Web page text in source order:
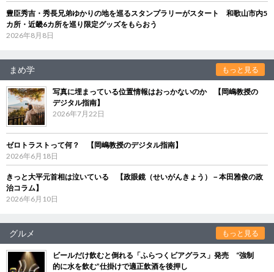
豊臣秀吉・秀長兄弟ゆかりの地を巡るスタンプラリーがスタート 和歌山市内5
カ所・近畿6カ所を巡り限定グッズをもらおう
2026年8月8日
まめ学 もっと見る
写真に埋まっている位置情報はおっかないのか 【岡嶋教授の
デジタル指南】
2026年7月22日
ゼロトラストって何？ 【岡嶋教授のデジタル指南】
2026年6月18日
きっと大平元首相は泣いている 【政眼鏡（せいがんきょう）－本田雅俊の政
治コラム】
2026年6月10日
グルメ もっと見る
ビールだけ飲むと倒れる「ふらつくビアグラス」発売 “強制
的に水を飲む”仕掛けで適正飲酒を後押し